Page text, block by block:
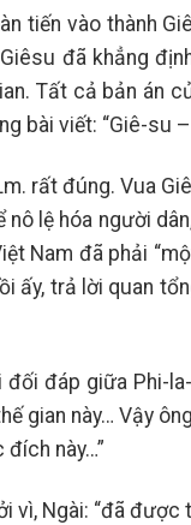
tiến vào thành
đã khẳng
Tất cả bản án
bài viết: “Giê-su
rất đúng. Vua
nô lệ hóa người
Nam đã phải
ấy, trả lời quan
đối đáp giữa Phi-
gian này… Vậy
này…”
vì, Ngài: “đã